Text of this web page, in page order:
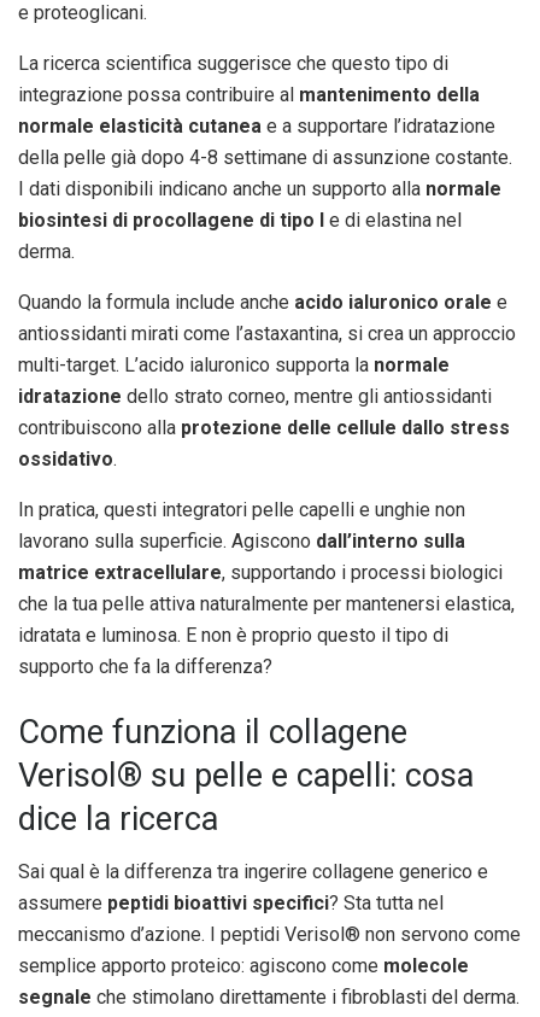
e proteoglicani.
La ricerca scientifica suggerisce che questo tipo di
integrazione possa contribuire al mantenimento della
normale elasticità cutanea e a supportare l’idratazione
della pelle già dopo 4-8 settimane di assunzione costante.
I dati disponibili indicano anche un supporto alla normale
biosintesi di procollagene di tipo I
e di elastina nel
derma.
Quando la formula include anche acido ialuronico orale e
antiossidanti mirati come l’astaxantina, si crea un approccio
multi-target. L’acido ialuronico supporta la normale
idratazione dello strato corneo, mentre gli antiossidanti
contribuiscono alla protezione delle cellule dallo stress
ossidativo.
In pratica, questi integratori pelle capelli e unghie non
lavorano sulla superficie. Agiscono dall’interno sulla
matrice extracellulare, supportando i processi biologici
che la tua pelle attiva naturalmente per mantenersi elastica,
idratata e luminosa. E non è proprio questo il tipo di
supporto che fa la differenza?
Come funziona il collagene
Verisol® su pelle e capelli: cosa
dice la ricerca
Sai qual è la differenza tra ingerire collagene generico e
assumere peptidi bioattivi specifici? Sta tutta nel
meccanismo d’azione. I peptidi Verisol® non servono come
semplice apporto proteico: agiscono come molecole
segnale che stimolano direttamente i fibroblasti del derma.